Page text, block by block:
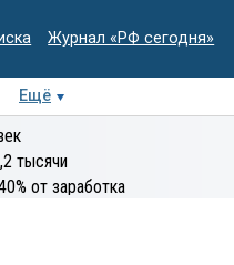
Журнал «РФ сегодня»
Ещё
тысячи
от заработка